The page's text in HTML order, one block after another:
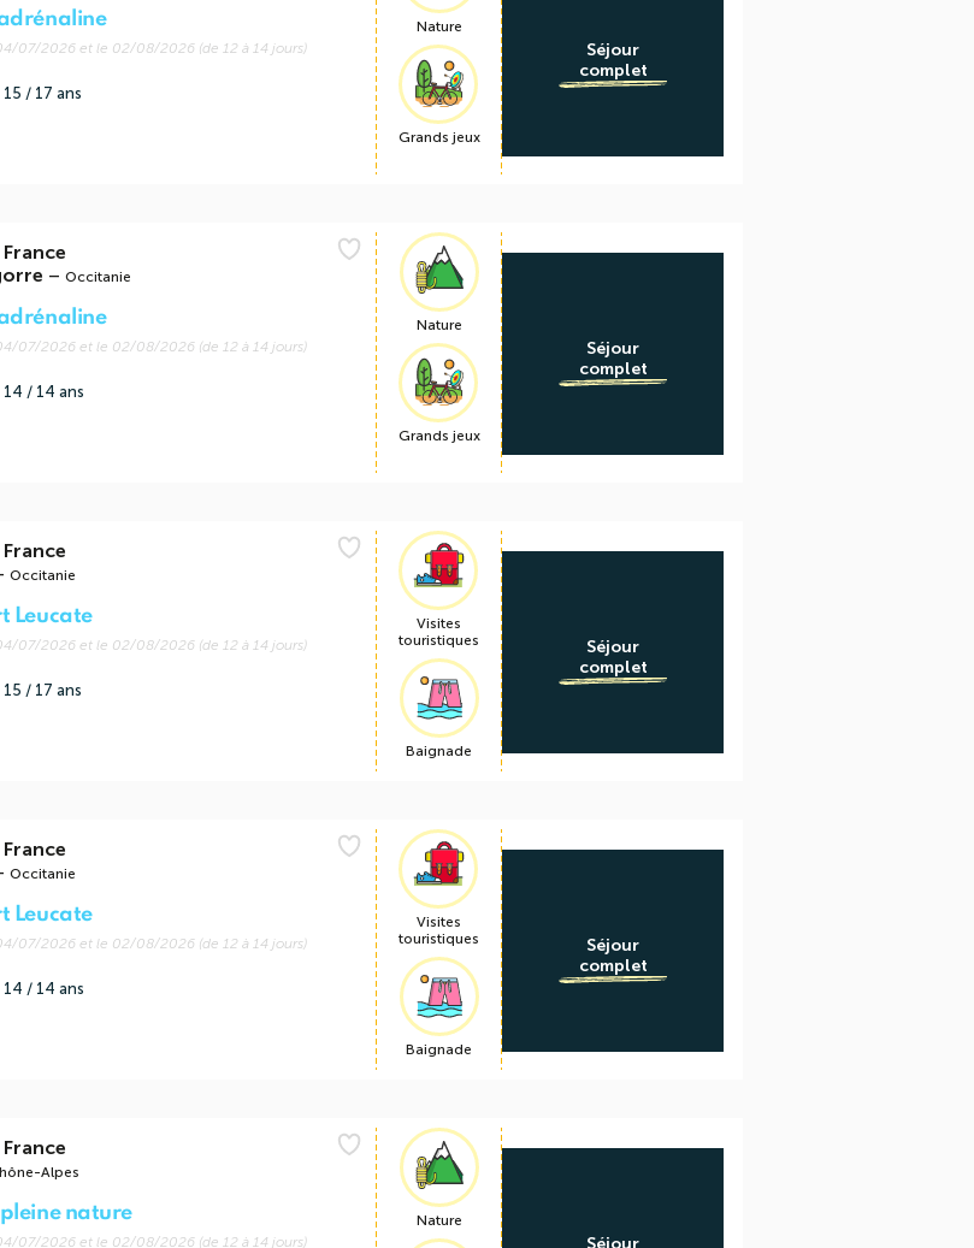
07/2026 et le 02/08/2026 (de 12 à 14 jours)
15 / 17 ans
Nature
Grands jeux
Séjour
complet
France
– Occitanie
07/2026 et le 02/08/2026 (de 12 à 14 jours)
14 / 14 ans
Nature
Grands jeux
Séjour
complet
France
Occitanie
Leucate
07/2026 et le 02/08/2026 (de 12 à 14 jours)
15 / 17 ans
Visites
touristiques
Baignade
Séjour
complet
France
Occitanie
Leucate
07/2026 et le 02/08/2026 (de 12 à 14 jours)
14 / 14 ans
Visites
touristiques
Baignade
Séjour
complet
France
Alpes
nature
07/2026 et le 02/08/2026 (de 12 à 14 jours)
Nature
Séjour